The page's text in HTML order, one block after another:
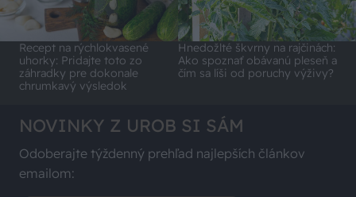
Recept na rýchlokvasené
uhorky: Pridajte toto zo
záhradky pre dokonale
chrumkavý výsledok
Hnedožlté škvrny na rajčinách:
Ako spoznať obávanú pleseň a
čím sa líši od poruchy výživy?
NOVINKY Z UROB SI SÁM
Odoberajte týždenný prehľad najlepších článkov
emailom: